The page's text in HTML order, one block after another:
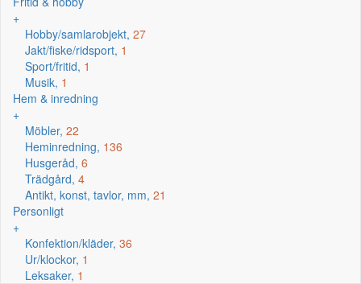
+
Hobby/samlarobjekt, 27
Jakt/fiske/ridsport, 1
Sport/fritid, 1
Musik, 1
Hem & inredning
+
Möbler, 22
Heminredning, 136
Husgeråd, 6
Trädgård, 4
Antikt, konst, tavlor, mm, 21
Personligt
+
Konfektion/kläder, 36
Ur/klockor, 1
Leksaker, 1